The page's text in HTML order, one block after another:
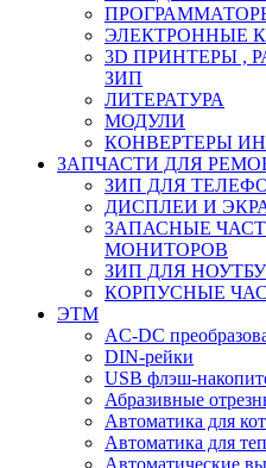
ЭЛЕКТРОННЫЕ
3D ПРИНТЕРЫ ,
ЗИП
ЛИТЕРАТУРА
МОДУЛИ
КОНВЕРТЕРЫ
ЗАПЧАСТИ ДЛЯ
ЗИП ДЛЯ
ДИСПЛЕИ И
ЗАПАСНЫЕ
МОНИТОРОВ
ЗИП ДЛЯ
КОРПУСНЫЕ
ЭТМ
AC-DC
DIN-рейки
USB флэш-
Абразивные
Автоматика для
Автоматика для
Автоматические